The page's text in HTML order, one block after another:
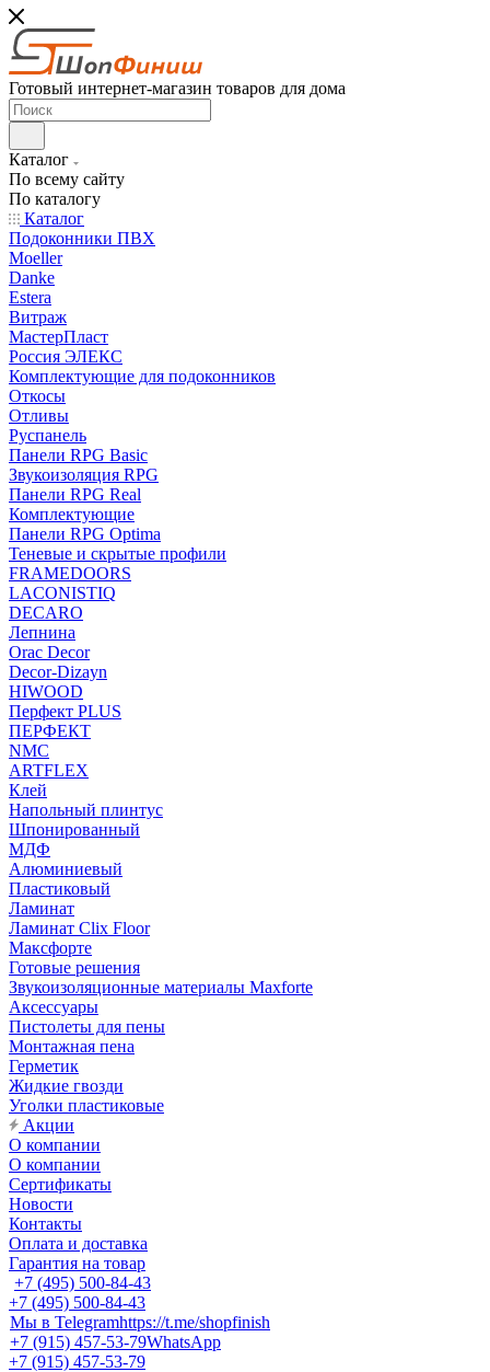
Готовый интернет-магазин товаров для дома
Каталог
По всему сайту
По каталогу
Каталог
Подоконники ПВХ
Moeller
Danke
Estera
Витраж
МастерПласт
Россия ЭЛЕКС
Комплектующие для подоконников
Откосы
Отливы
Руспанель
Панели RPG Basic
Звукоизоляция RPG
Панели RPG Real
Комплектующие
Панели RPG Optima
Теневые и скрытые профили
FRAMEDOORS
LACONISTIQ
DECARO
Лепнина
Orac Decor
Decor-Dizayn
HIWOOD
Перфект PLUS
ПЕРФЕКТ
NMC
ARTFLEX
Клей
Напольный плинтус
Шпонированный
МДФ
Алюминиевый
Пластиковый
Ламинат
Ламинат Clix Floor
Максфорте
Готовые решения
Звукоизоляционные материалы Maxforte
Аксессуары
Пистолеты для пены
Монтажная пена
Герметик
Жидкие гвозди
Уголки пластиковые
Акции
О компании
О компании
Сертификаты
Новости
Контакты
Оплата и доставка
Гарантия на товар
+7 (495) 500-84-43
+7 (495) 500-84-43
Мы в Telegramhttps://t.me/shopfinish
+7 (915) 457-53-79WhatsApp
+7 (915) 457-53-79